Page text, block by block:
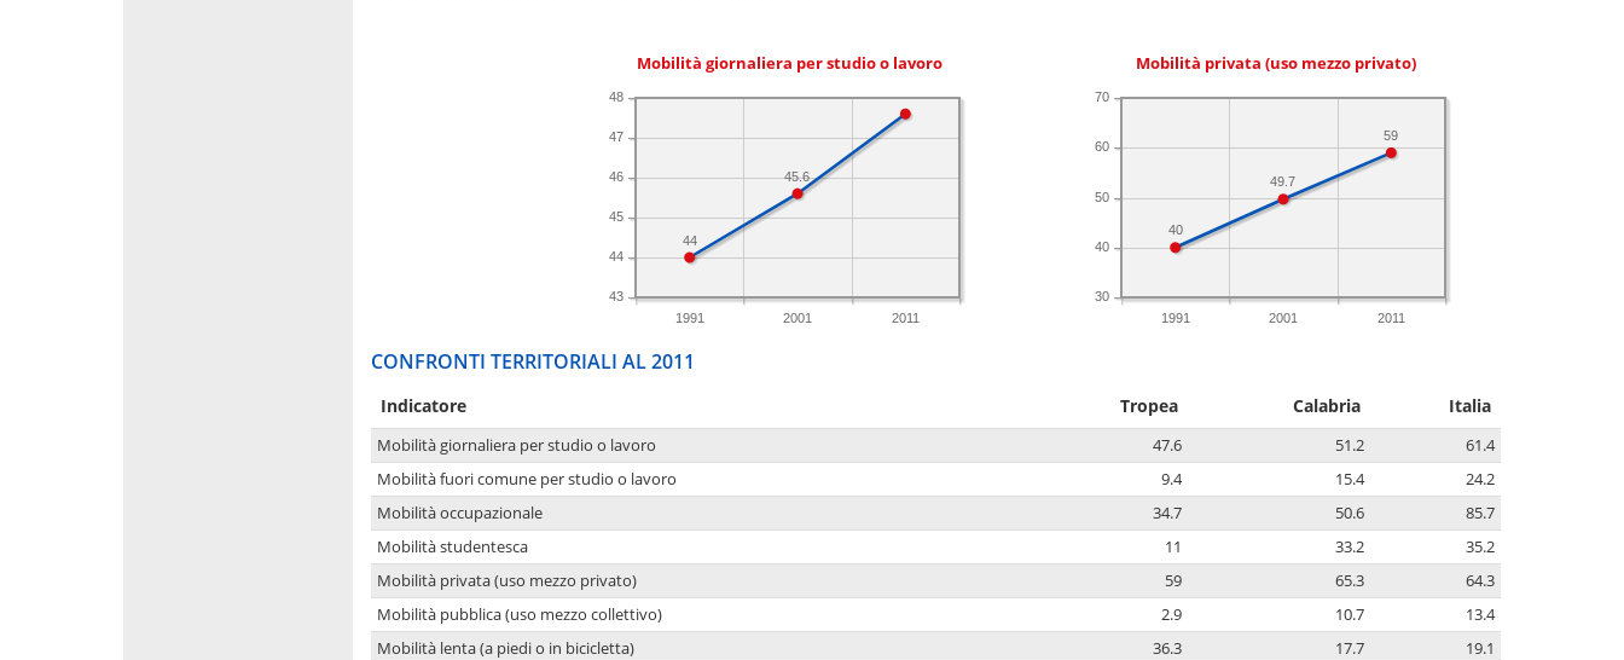
Mobilità giornaliera per studio o lavoro
1991 2001 2011
43
44
45
46
47
48
45.6
44
Mobilità privata (uso mezzo privato)
1991 2001 2011
30
40
50
60
70
59
49.7
40
CONFRONTI TERRITORIALI AL 2011
Indicatore Tropea Calabria Italia
Mobilità giornaliera per studio o lavoro 47.6 51.2
61.4
Mobilità fuori comune per studio o lavoro
9.4 15.4
24.2
Mobilità occupazionale
34.7 50.6
85.7
Mobilità studentesca
11 33.2
35.2
Mobilità privata (uso mezzo privato)
59 65.3
64.3
Mobilità pubblica (uso mezzo collettivo)
2.9 10.7
13.4
Mobilità lenta (a piedi o in bicicletta)
36.3 17.7
19.1